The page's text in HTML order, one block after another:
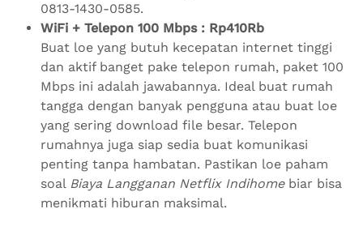
0813-1430-0585.
WiFi + Telepon 100 Mbps : Rp410Rb
Buat loe yang butuh kecepatan internet tinggi
dan aktif banget pake telepon rumah, paket 100
Mbps ini adalah jawabannya. Ideal buat rumah
tangga dengan banyak pengguna atau buat loe
yang sering download file besar. Telepon
rumahnya juga siap sedia buat komunikasi
penting tanpa hambatan. Pastikan loe paham
soal Biaya Langganan Netflix Indihomebiar bisa
menikmati hiburan maksimal.